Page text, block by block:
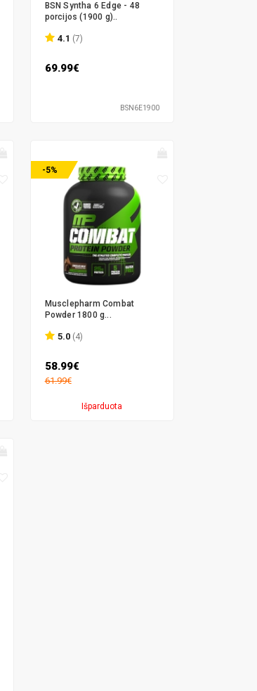
BSN Syntha 6 Edge - 48
porcijos (1900 g)..
4.1 (7)
69.99€
BSN6E1900
-5%
Musclepharm Combat
Powder 1800 g...
5.0 (4)
58.99€
61.99€
Išparduota